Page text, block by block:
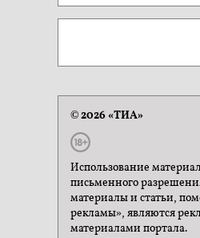
© 2026 «ТИА»
Использование
письменного
материалы и статьи,
рекламы», являются
материалами портала.